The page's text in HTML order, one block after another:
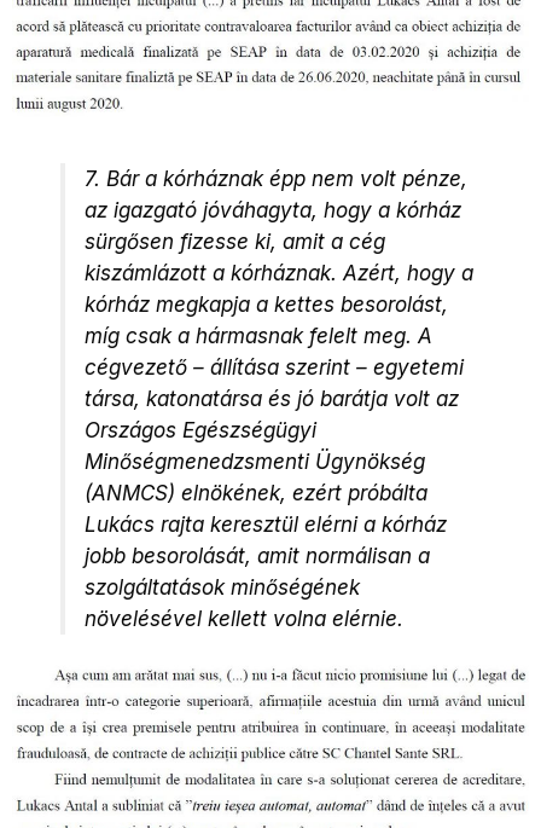
7. Bár a kórháznak épp nem volt pénze,
az igazgató jóváhagyta, hogy a kórház
sürgősen fizesse ki, amit a cég
kiszámlázott a kórháznak. Azért, hogy a
kórház megkapja a kettes besorolást,
míg csak a hármasnak felelt meg. A
cégvezető – állítása szerint – egyetemi
társa, katonatársa és jó barátja volt az
Országos Egészségügyi
Minőségmenedzsmenti Ügynökség
(ANMCS) elnökének, ezért próbálta
Lukács rajta keresztül elérni a kórház
jobb besorolását, amit normálisan a
szolgáltatások minőségének
növelésével kellett volna elérnie.